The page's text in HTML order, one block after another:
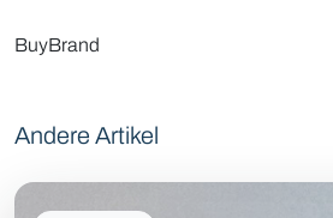
BuyBrand
Andere Artikel